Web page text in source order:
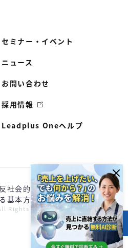
目次
セミナー・イベント
ニュース
お問い合わせ
採用情報
Leadplus Oneヘルプ
Rights Reserved.
反社会的勢力に対する基本方針
基本方針